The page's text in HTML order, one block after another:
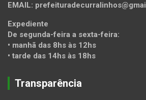
EMAIL:
Expediente
De segunda-feira a sexta-feira:
• manhã das 8hs às 12hs
• tarde das 14hs às 18hs
Transparência